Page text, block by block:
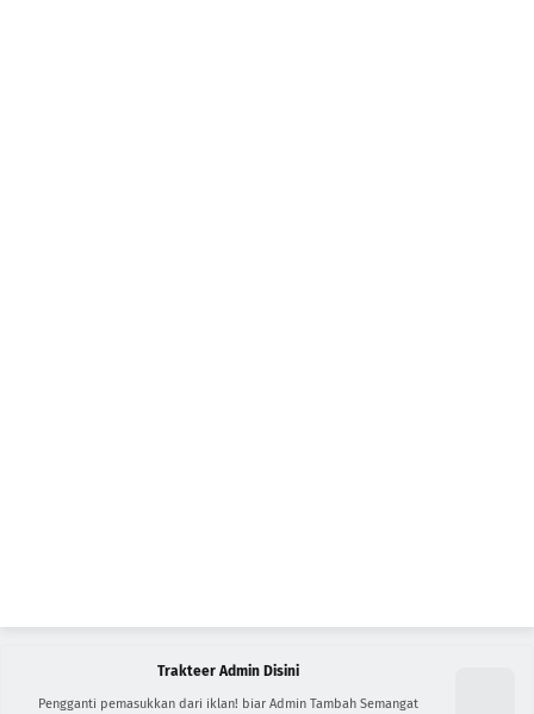
Trakteer Admin Disini
Pengganti pemasukkan dari iklan! biar Admin Tambah Semangat